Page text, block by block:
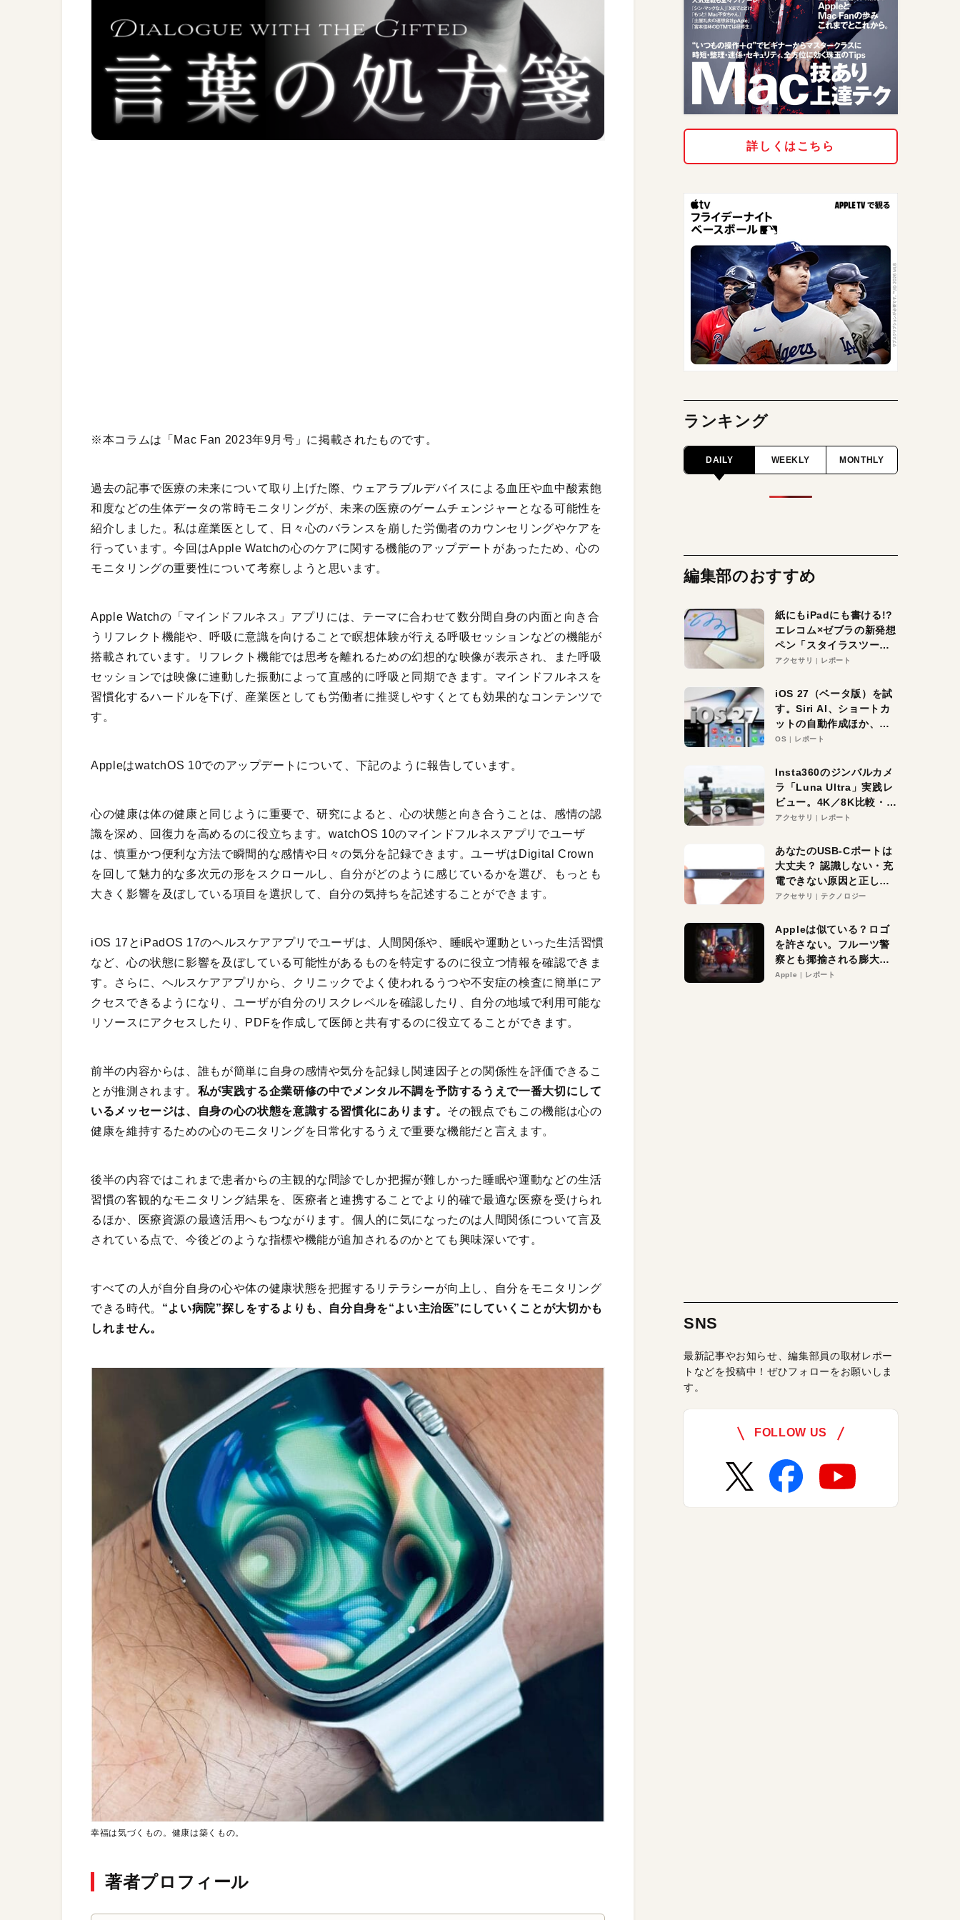
※本コラムは「Mac Fan 2023年9月号」に掲載されたものです。
過去の記事で医療の未来について取り上げた際、ウェアラブルデバイスによる血圧や血中酸素飽
和度などの生体データの常時モニタリングが、未来の医療のゲームチェンジャーとなる可能性を
紹介しました。私は産業医として、日々心のバランスを崩した労働者のカウンセリングやケアを
行っています。今回はApple Watchの心のケアに関する機能のアップデートがあったため、心の
モニタリングの重要性について考察しようと思います。
Apple Watchの「マインドフルネス」アプリには、テーマに合わせて数分間自身の内面と向き合
うリフレクト機能や、呼吸に意識を向けることで瞑想体験が行える呼吸セッションなどの機能が
搭載されています。リフレクト機能では思考を離れるための幻想的な映像が表示され、また呼吸
セッションでは映像に連動した振動によって直感的に呼吸と同期できます。マインドフルネスを
習慣化するハードルを下げ、産業医としても労働者に推奨しやすくとても効果的なコンテンツで
す。
AppleはwatchOS 10でのアップデートについて、下記のように報告しています。
心の健康は体の健康と同じように重要で、研究によると、心の状態と向き合うことは、感情の認
識を深め、回復力を高めるのに役立ちます。watchOS 10のマインドフルネスアプリでユーザ
は、慎重かつ便利な方法で瞬間的な感情や日々の気分を記録できます。ユーザはDigital Crown
を回して魅力的な多次元の形をスクロールし、自分がどのように感じているかを選び、もっとも
大きく影響を及ぼしている項目を選択して、自分の気持ちを記述することができます。
iOS 17とiPadOS 17のヘルスケアアプリでユーザは、人間関係や、睡眠や運動といった生活習慣
など、心の状態に影響を及ぼしている可能性があるものを特定するのに役立つ情報を確認できま
す。さらに、ヘルスケアアプリから、クリニックでよく使われるうつや不安症の検査に簡単にア
クセスできるようになり、ユーザが自分のリスクレベルを確認したり、自分の地域で利用可能な
リソースにアクセスしたり、PDFを作成して医師と共有するのに役立てることができます。
前半の内容からは、誰もが簡単に自身の感情や気分を記録し関連因子との関係性を評価できるこ
とが推測されます。 私が実践する企業研修の中でメンタル不調を予防するうえで一番大切にして
いるメッセージは、自身の心の状態を意識する習慣化にあります。 その観点でもこの機能は心の
健康を維持するための心のモニタリングを日常化するうえで重要な機能だと言えます。
後半の内容ではこれまで患者からの主観的な問診でしか把握が難しかった睡眠や運動などの生活
習慣の客観的なモニタリング結果を、医療者と連携することでより的確で最適な医療を受けられ
るほか、医療資源の最適活用へもつながります。個人的に気になったのは人間関係について言及
されている点で、今後どのような指標や機能が追加されるのかとても興味深いです。
すべての人が自分自身の心や体の健康状態を把握するリテラシーが向上し、自分をモニタリング
できる時代。 “よい病院”探しをするよりも、自分自身を“よい主治医”にしていくことが大切かも
しれません。
幸福は気づくもの。健康は築くもの。
著者プロフィール
詳しくはこちら
ランキング
DAILY WEEKLY MONTHLY
編集部のおすすめ
紙にもiPadにも書ける!?
エレコム×ゼブラの新発想
ペン「スタイラスツーウ
ェイ」レビュー。持ち替
アクセサリ レポート
iOS 27（ベータ版）を試
す。Siri AI、ショートカ
ットの自動作成ほか、期
待大の便利機能5選。
る未来はすぐそこ！
OS レポート
Insta360のジンバルカメ
ラ「Luna Ultra」実践レ
ビュー。4K／8K比較・ズ
ーム・夜間撮影をチェッ
アクセサリ レポート
あなたのUSB-Cポートは
大丈夫？ 認識しない・充
電できない原因と正しい
対策
アクセサリ テクノロジー
Appleは似ている？ロゴ
を許さない。フルーツ警
察とも揶揄される膨大な
異議申し立て。対象は非
Apple レポート
SNS
最新記事やお知らせ、編集部員の取材レポー
トなどを投稿中！ぜひフォローをお願いしま
す。
FOLLOW US